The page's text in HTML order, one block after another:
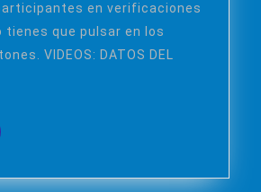
en verificaciones
tienes que pulsar en los
VIDEOS: DATOS DEL